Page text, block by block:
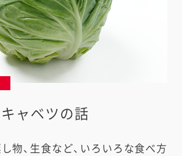
キャベツの話
し物、生食など、いろいろな食べ方